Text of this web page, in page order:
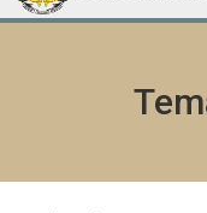
para
busca